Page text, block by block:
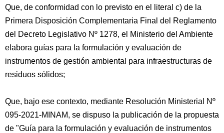
Que, de conformidad con lo previsto en el literal c) de la
Primera Disposición Complementaria Final del Reglamento
del Decreto Legislativo Nº 1278, el Ministerio del Ambiente
elabora guías para la formulación y evaluación de
instrumentos de gestión ambiental para infraestructuras de
residuos sólidos;
Que, bajo ese contexto, mediante Resolución Ministerial Nº
095-2021-MINAM, se dispuso la publicación de la propuesta
de "Guía para la formulación y evaluación de instrumentos